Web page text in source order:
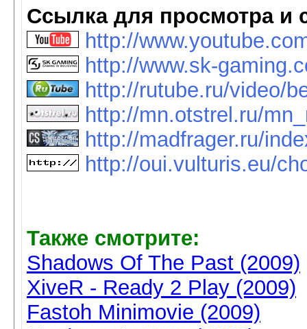
Ссылка для просмотра и
http://
http://www.sk-
http://rutube.ru/video/
http://mn.otstrel.ru/
http://madfrager.ru/
http://oui.vulturis.eu/
Также смотрите:
Shadows Of The Past (2009)
XiveR - Ready 2 Play (2009)
Fastoh Minimovie (2009)